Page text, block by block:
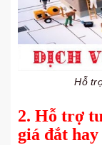
Hỗ
2. Hỗ trợ
giá đắt hay